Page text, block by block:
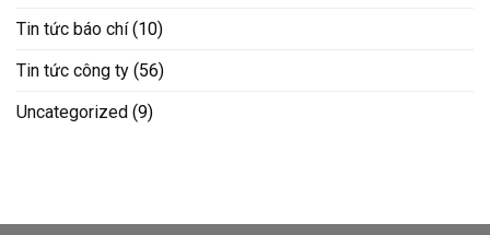
Tin tức báo chí(10)
Tin tức công ty (56)
Uncategorized (9)